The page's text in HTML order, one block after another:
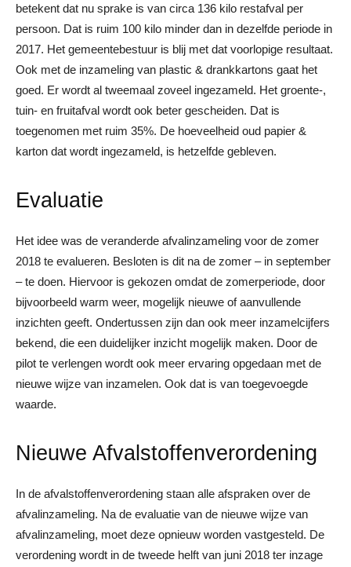
betekent dat nu sprake is van circa 136 kilo restafval per
persoon. Dat is ruim 100 kilo minder dan in dezelfde periode in
2017. Het gemeentebestuur is blij met dat voorlopige resultaat.
Ook met de inzameling van plastic & drankkartons gaat het
goed. Er wordt al tweemaal zoveel ingezameld. Het groente-,
tuin- en fruitafval wordt ook beter gescheiden. Dat is
toegenomen met ruim 35%. De hoeveelheid oud papier &
karton dat wordt ingezameld, is hetzelfde gebleven.
Evaluatie
Het idee was de veranderde afvalinzameling voor de zomer
2018 te evalueren. Besloten is dit na de zomer – in september
– te doen. Hiervoor is gekozen omdat de zomerperiode, door
bijvoorbeeld warm weer, mogelijk nieuwe of aanvullende
inzichten geeft. Ondertussen zijn dan ook meer inzamelcijfers
bekend, die een duidelijker inzicht mogelijk maken. Door de
pilot te verlengen wordt ook meer ervaring opgedaan met de
nieuwe wijze van inzamelen. Ook dat is van toegevoegde
waarde.
Nieuwe Afvalstoffenverordening
In de afvalstoffenverordening staan alle afspraken over de
afvalinzameling. Na de evaluatie van de nieuwe wijze van
afvalinzameling, moet deze opnieuw worden vastgesteld. De
verordening wordt in de tweede helft van juni 2018 ter inzage